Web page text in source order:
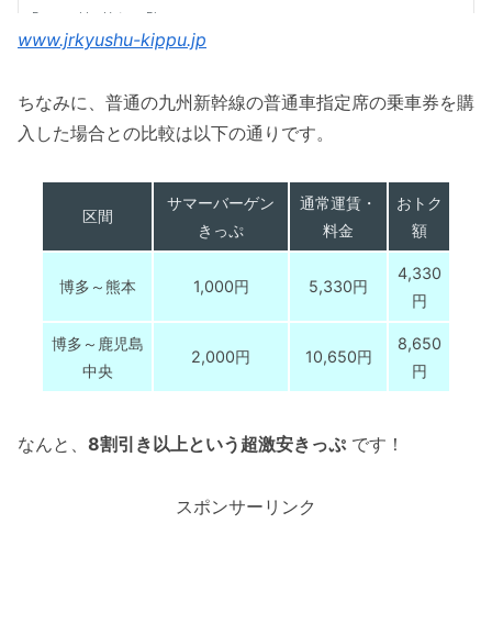
www.jrkyushu-kippu.jp
ちなみに、普通の九州新幹線の普通車指定席の乗車券を購
入した場合との比較は以下の通りです。
区間
サマーバーゲン
きっぷ
通常運賃・
料金
おトク
額
博多～熊本 1,000円 5,330円
4,330
円
博多～鹿児島
中央
2,000円 10,650円
8,650
円
なんと、 8割引き以上という超激安きっぷです！
スポンサーリンク